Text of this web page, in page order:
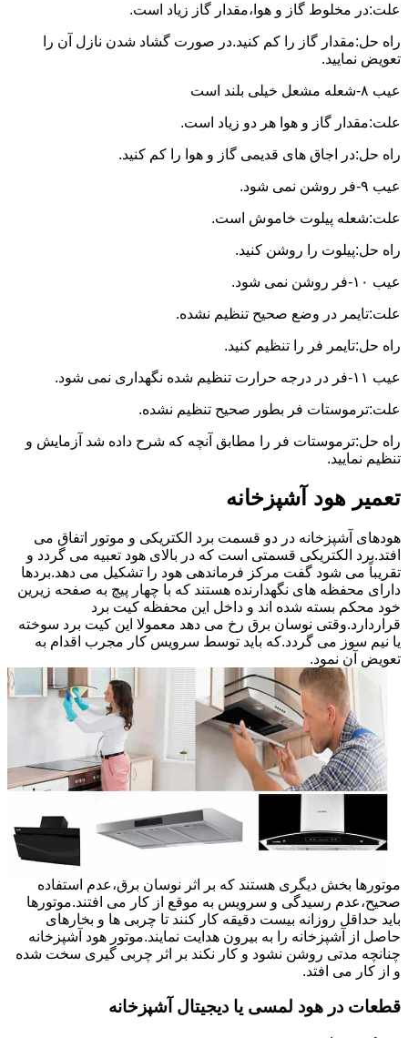
علت:در مخلوط گاز و هوا،مقدار گاز زیاد است.
راه حل:مقدار گاز را کم کنید.در صورت گشاد شدن نازل آن را
تعویض نمایید.
عیب ۸-شعله مشعل خیلی بلند است
علت:مقدار گاز و هوا هر دو زیاد است.
راه حل:در اجاق های قدیمی گاز و هوا را کم کنید.
عیب ۹-فر روشن نمی شود.
علت:شعله پیلوت خاموش است.
راه حل:پیلوت را روشن کنید.
عیب ۱۰-فر روشن نمی شود.
علت:تایمر در وضع صحیح تنظیم نشده.
راه حل:تایمر فر را تنظیم کنید.
عیب ۱۱-فر در درجه حرارت تنظیم شده نگهداری نمی شود.
علت:ترموستات فر بطور صحیح تنظیم نشده.
راه حل:ترموستات فر را مطابق آنچه که شرح داده شد آزمایش و
تنظیم نمایید.
تعمیر هود آشپزخانه
هودهای آشپزخانه در دو قسمت برد الکتریکی و موتور اتفاق می
افتد.برد الکتریکی قسمتی است که در بالای هود تعبیه می گردد و
تقریباً می شود گفت مرکز فرماندهی هود را تشکیل می دهد.بردها
دارای محفظه های نگهدارنده هستند که با چهار پیچ به صفحه زیرین
خود محکم بسته شده اند و داخل این محفظه کیت برد
قراردارد.وقتی نوسان برق رخ می دهد معمولا این کیت برد سوخته
یا نیم سوز می گردد.که باید توسط سرویس کار مجرب اقدام به
تعویض آن نمود.
موتورها بخش دیگری هستند که بر اثر نوسان برق،عدم استفاده
صحیح،عدم رسیدگی و سرویس به موقع از کار می افتند.موتورها
باید حداقل روزانه بیست دقیقه کار کنند تا چربی ها و بخارهای
حاصل از آشپزخانه را به بیرون هدایت نمایند.موتور هود آشپزخانه
چنانچه مدتی روشن نشود و کار نکند بر اثر چربی گیری سخت شده
و از کار می افتد.
قطعات در هود لمسی یا دیجیتال آشپزخانه